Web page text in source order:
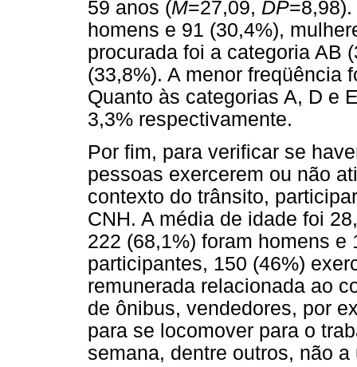
59 anos (M=27,09, DP
homens e 91 (30,4%),
procurada foi a categoria AB
(33,8%). A menor freqüência
Quanto às categorias A, D e
3,3% respectivamente.
Por fim, para verificar se
pessoas exercerem ou não
contexto do trânsito,
CNH. A média de idade foi
222 (68,1%) foram homens
participantes, 150 (46%)
remunerada relacionada ao
de ônibus, vendedores, por
para se locomover para o
semana, dentre outros, não